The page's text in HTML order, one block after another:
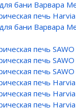
бани Варвара
печь
бани Варвара
печь
печь
печь
печь
печь
печь